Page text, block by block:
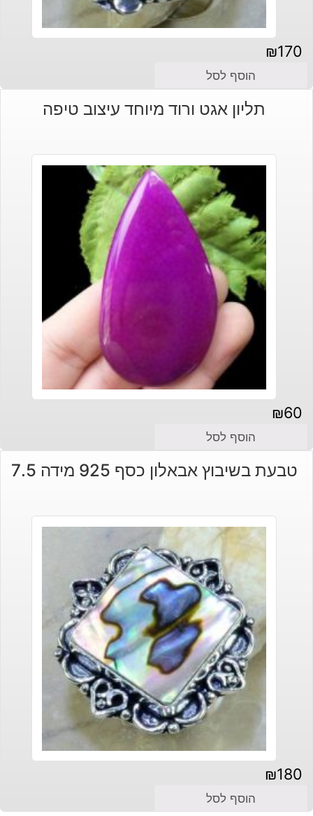
₪170
הוסף לסל
תליון אגט ורוד מיוחד עיצוב טיפה
₪60
הוסף לסל
טבעת בשיבוץ אבאלון כסף 925 מידה 7.5
₪180
הוסף לסל